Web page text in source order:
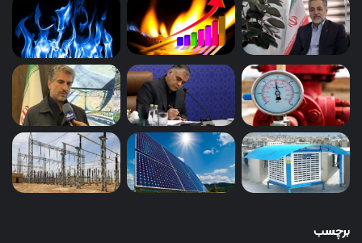
برچسب